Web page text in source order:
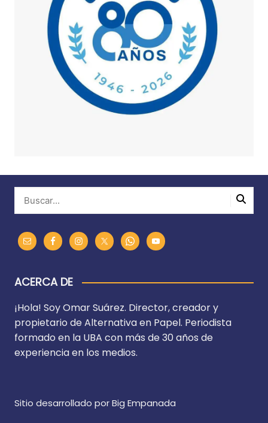
ACERCA DE
¡Hola! Soy Omar Suárez. Director, creador y
propietario de Alternativa en Papel. Periodista
formado en la UBA con más de 30 años de
experiencia en los medios.
Sitio desarrollado por Big Empanada